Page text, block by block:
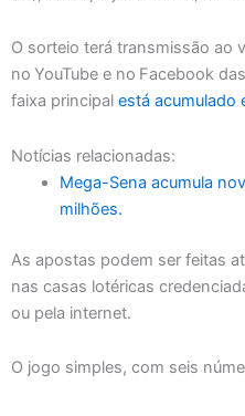
O sorteio terá transmissão ao
no YouTube e no Facebook
faixa principal está acumulado
Notícias relacionadas:
Mega-Sena acumula
milhões.
As apostas podem ser feitas
nas casas lotéricas
ou pela internet.
O jogo simples, com seis